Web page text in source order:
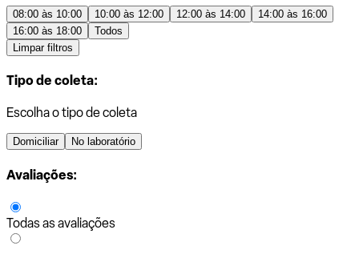
08:00 às 10:00 10:00 às 12:00 12:00 às 14:00
14:00 às 16:00
16:00 às 18:00
Todos
Limpar filtros
Tipo de coleta:
Escolha o tipo de coleta
Domiciliar No laboratório
Avaliações:
Todas as avaliações